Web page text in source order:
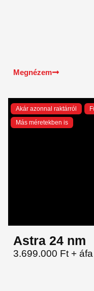
Megnézem
Akár azonnal raktárról
Más méretekben is
Astra 24 nm
3.699.000 Ft + áfa